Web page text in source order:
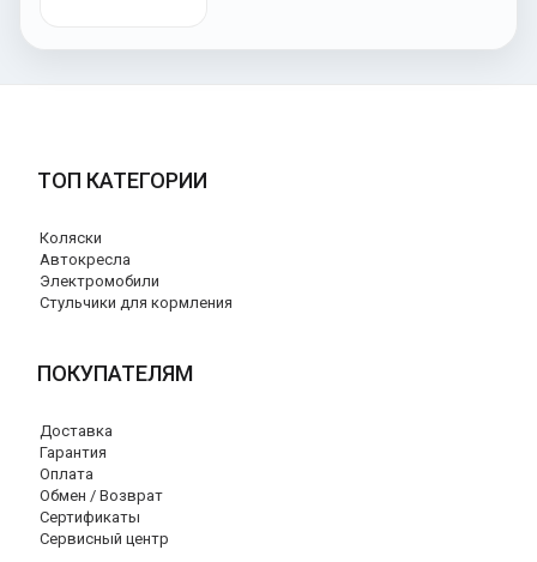
ТОП КАТЕГОРИИ
Коляски
Автокресла
Электромобили
Стульчики для кормления
ПОКУПАТЕЛЯМ
Доставка
Гарантия
Оплата
Обмен / Возврат
Сертификаты
Сервисный центр